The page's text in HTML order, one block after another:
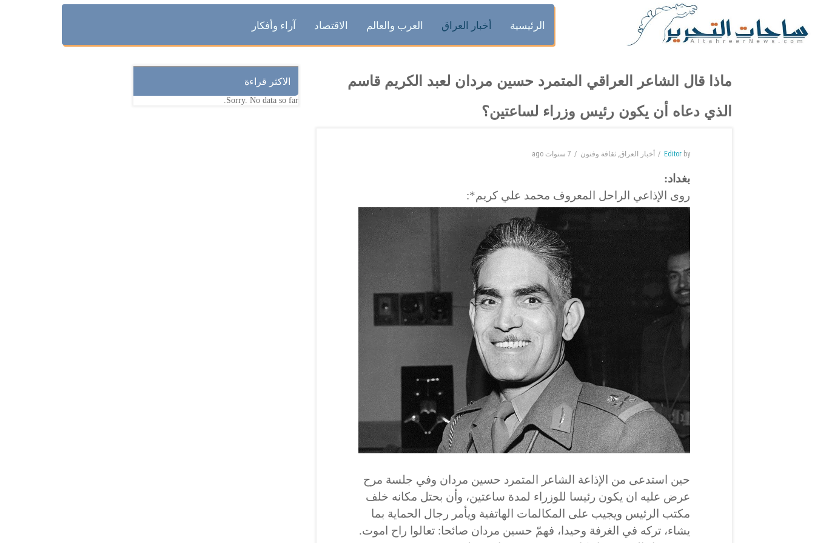
الرئيسية أخبار العراق العرب والعالم الاقتصاد آراء وأفكار
ماذا قال الشاعر العراقي المتمرد حسين مردان لعبد الكريم قاسم
الذي دعاه أن يكون رئيس وزراء لساعتين؟
by
Editor أخبار العراق, ثقافة وفنون 7 سنوات ago
بغداد:
روى الإذاعي الراحل المعروف محمد علي كريم*:
حين استدعى من الإذاعة الشاعر المتمرد حسين مردان وفي جلسة مرح
عرض عليه ان يكون رئيسا للوزراء لمدة ساعتين، وأن بحتل مكانه خلف
مكتب الرئيس ويجيب على المكالمات الهاتفية ويأمر رجال الحماية بما
يشاء، تركه في الغرفة وحيدا، فهمّ حسين مردان صائحا: تعالوا راح اموت.
الاكثر قراءة
Sorry. No data so far.